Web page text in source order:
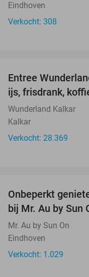
Eindhoven
Verkocht: 308
Entree
ijs, frisdrank,
Wunderland Kalkar
Kalkar
Verkocht: 28.369
Onbeperkt
bij Mr. Au by Sun
Mr. Au by Sun On
Eindhoven
Verkocht: 1.029